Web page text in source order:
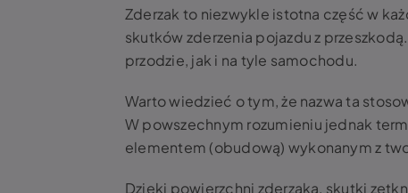
Zderzak to niezwykle istotna część w
skutków zderzenia pojazdu z
przodzie, jak i na tyle samochodu.
Warto wiedzieć o tym, że nazwa ta
W powszechnym rozumieniu jednak
elementem (obudową) wykonanym z
Dzięki powierzchni zderzaka, skutki